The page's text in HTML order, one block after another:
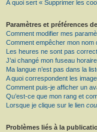
À quoi sert « Supprimer les
Paramètres et préférences
Comment modifier mes
Comment empêcher mon nom
Les heures ne sont pas
J’ai changé mon fuseau
Ma langue n’est pas dans la
A quoi correspondent les
Comment puis-je afficher un
Qu’est-ce que mon rang et
Lorsque je clique sur le lien
Problèmes liés à la